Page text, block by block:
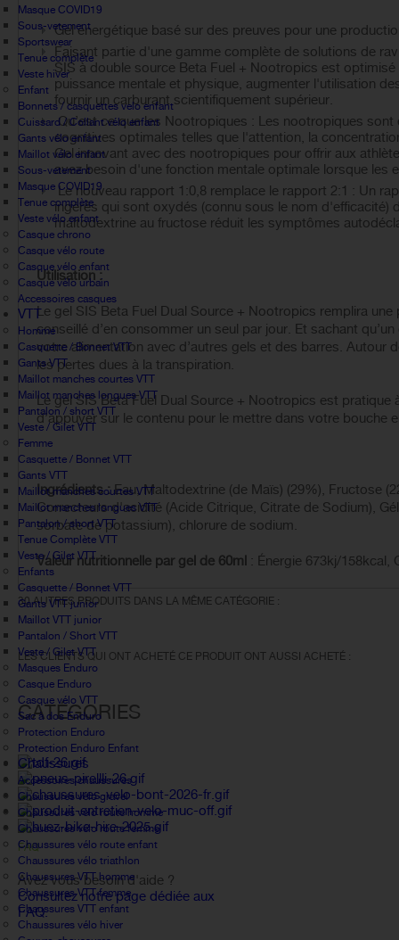
Masque COVID19
Sous-vetement
Sportswear
Tenue complète
Veste hiver
Enfant
Bonnets / casquettes velo enfant
Cuissard / Collant vélo enfant
Gants vélo enfant
Maillot vélo enfant
Sous-vetement
Masque COVID19
Tenue complète
Veste vélo enfant
Casque chrono
Casque vélo route
Casque vélo enfant
Casque vélo urbain
Accessoires casques
VTT
Homme
Casquette / Bonnet VTT
Gants VTT
Maillot manches courtes VTT
Maillot manches longues VTT
Pantalon / short VTT
Veste / Gilet VTT
Femme
Casquette / Bonnet VTT
Gants VTT
Maillot manches courtes VTT
Maillot manches longues VTT
Pantalon / short VTT
Tenue Complète VTT
Veste / Gilet VTT
Enfants
Casquette / Bonnet VTT
Gants VTT junior
Maillot VTT junior
Pantalon / Short VTT
Veste / Gilet VTT
Masques Enduro
Casque Enduro
Casque vélo VTT
Sac à dos Enduro
Protection Enduro
Protection Enduro Enfant
Chaussures
Accessoires chaussures
Chaussures vélo gravel
Chaussures vélo route homme
Chaussures vélo route femme
Chaussures vélo route enfant
Chaussures vélo triathlon
Chaussures VTT homme
Chaussures VTT femme
Chaussures VTT enfant
Chaussures vélo hiver
Gel énergétique basé sur des preuves pour une
Faisant partie d'une gamme complète de solutions de
SIS à double source Beta Fuel + Nootropics est
puissance mentale et physique, augmenter l'utilisation
fournir un carburant scientifiquement supérieur.
Qu’est ce que les Nootropiques : Les nootropiques
cognitives optimales telles que l'attention, la
Gel innovant avec des nootropiques pour offrir aux
avez besoin d'une fonction mentale optimale lorsque les
Le nouveau rapport 1:0,8 remplace le rapport 2:1 : Un
ingérés qui sont oxydés (connu sous le nom
maltodextrine au fructose réduit les symptômes
Utilisation :
Le gel SIS Beta Fuel Dual Source + Nootropics remplira
conseillé d’en consommer un seul par jour. Et sachant
votre alimentation avec d’autres gels et des barres. Autour
les pertes dues à la transpiration.
Le gel SIS Beta Fuel Dual Source + Nootropics est
d’appuyer sur le contenu pour le mettre dans votre bouche
Ingrédients :Eau, Maltodextrine (de Maïs) (29%), Fructose
Correcteurs d'acidité (Acide Citrique, Citrate de Sodium),
sorbate de potassium), chlorure de sodium.
Valeur nutritionnelle par gel de 60ml : Énergie 673kj/158kcal,
30 AUTRES PRODUITS DANS LA MÊME CATÉGORIE :
LES CLIENTS QUI ONT ACHETÉ CE PRODUIT ONT AUSSI ACHETÉ :
CATÉGORIES
FAQ
Avez vous besoin d'aide ?
Consultez notre page dédiée aux
FAQ.